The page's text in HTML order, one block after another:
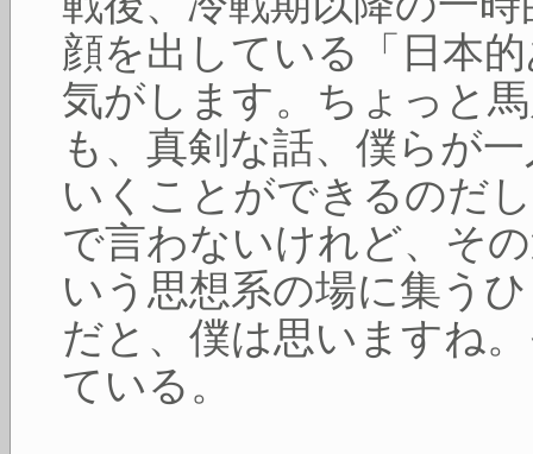
顔を出している「日本
気がします。ちょっと
も、真剣な話、僕らが
いくことができるのだ
で言わないけれど、そ
いう思想系の場に集う
だと、僕は思いますね
ている。